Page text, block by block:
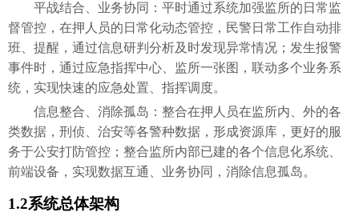
平战结合、业务协同：平时通过系统加强监所的日常监
督管控，在押人员的日常化动态管控，民警日常工作自动排
班、提醒，通过信息研判分析及时发现异常情况；发生报警
事件时，通过应急指挥中心、监所一张图，联动多个业务系
统，实现快速的应急处置、指挥调度。
信息整合、消除孤岛：整合在押人员在监所内、外的各
类数据，刑侦、治安等各警种数据，形成资源库，更好的服
务于公安打防管控；整合监所内部已建的各个信息化系统、
前端设备，实现数据互通、业务协同，消除信息孤岛。
1.2系统总体架构